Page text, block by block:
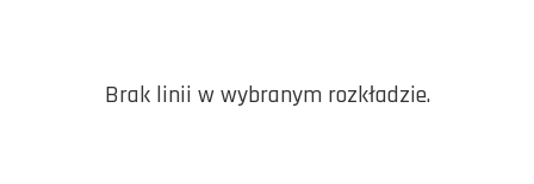
Brak linii w wybranym rozkładzie.